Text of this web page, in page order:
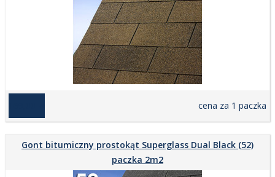
cena za 1 paczka
Gont bitumiczny prostokąt Superglass Dual Black (52)
paczka 2m2